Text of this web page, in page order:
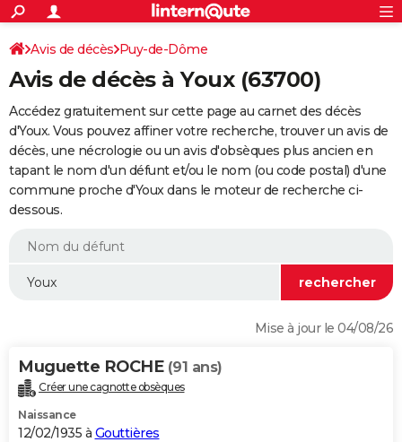
ACTUALITÉS
Politique
Société
Faits Divers
Education
Monde
Villes
+
SPORT
Coupe du monde 2026
Football
Tennis
Cyclisme
Rugby
Forum
Programme TV
TNT
Streaming
Cinéma
Sorties cinéma
Musique
+
FINANCE
Retraite
Epargne
Immobilier
Risques naturels par ville
Assurance
AUTO
Essais
Réserver un essai
Citadines
Berlines
SUV
Forum auto
+
HIGH-TECH
BRICOLAGE
WEEK-END
Alimentation
Guide de la santé
Maladies
Médicaments
Sommeil
VOYAGE
Destinations
City break
Voyage nature
Voyage de noces
Forum
Climat
+PHOTO
S'inscrire
Connexion
Avis de décès Puy-de-Dôme
Avis de décès à Youx (63700)
Accédez gratuitement sur cette page au carnet des décès
d'Youx. Vous pouvez affiner votre recherche, trouver un avis de
décès, une nécrologie ou un avis d'obsèques plus ancien en
tapant le nom d'un défunt et/ou le nom (ou code postal) d'une
commune proche d'Youx dans le moteur de recherche ci-
dessous.
Mise à jour le 04/08/26
Muguette ROCHE (91 ans)
Créer une cagnotte obsèques
Naissance
12/02/1935 à Gouttières